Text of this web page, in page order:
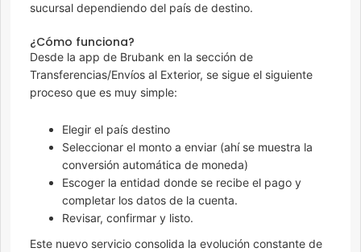
sucursal dependiendo del país de destino.
¿Cómo funciona?
Desde la app de Brubank en la sección de
Transferencias/Envíos al Exterior, se sigue el siguiente
proceso que es muy simple:
Elegir el país destino
Seleccionar el monto a enviar (ahí se muestra la
conversión automática de moneda)
Escoger la entidad donde se recibe el pago y
completar los datos de la cuenta.
Revisar, confirmar y listo.
Este nuevo servicio consolida la evolución constante de